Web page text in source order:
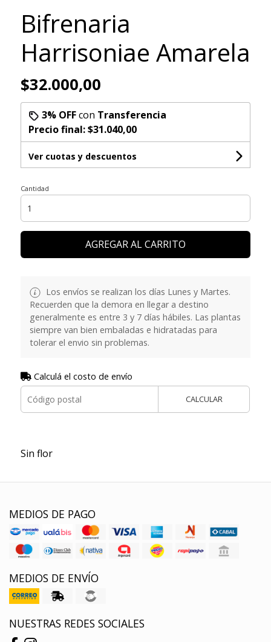
Bifrenaria
Harrisoniae Amarela
$32.000,00
3% OFFcon Transferencia
Precio final:$31.040,00
Ver cuotas y descuentos
Cantidad
AGREGAR AL CARRITO
Los envíos se realizan los días Lunes y Martes.
Recuerden que la demora en llegar a destino
generalmente es entre 3 y 7 días hábiles. Las plantas
siempre van bien embaladas e hidratadas para
tolerar el envio sin problemas.
Calculá el costo de envío
CALCULAR
Sin flor
MEDIOS DE PAGO
MEDIOS DE ENVÍO
NUESTRAS REDES SOCIALES